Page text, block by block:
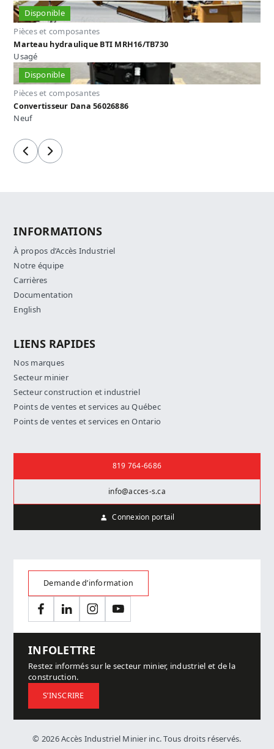
Disponible
Pièces et composantes
Marteau hydraulique BTI MRH16/TB730
Usagé
Disponible
Pièces et composantes
Convertisseur Dana 56026886
Neuf
PrécédentSuivant
INFORMATIONS
À propos d’Accès Industriel
Notre équipe
Carrières
Documentation
English
LIENS RAPIDES
Nos marques
Secteur minier
Secteur construction et industriel
Points de ventes et services au Québec
Points de ventes et services en Ontario
819 764-6686
info@acces-s.ca
Connexion portail
Demande d’information
FacebookLinkedInInstagramYouTube
INFOLETTRE
Restez informés sur le secteur minier, industriel et de la
construction.
S’INSCRIRE
© 2026 Accès Industriel Minier inc. Tous droits réservés.